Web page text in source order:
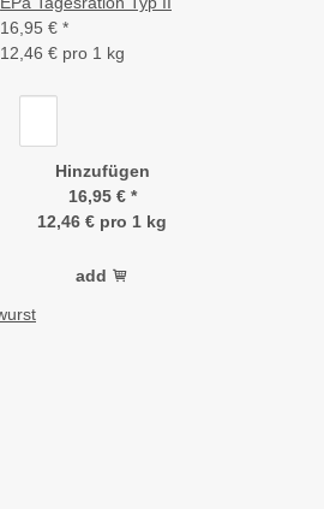
16,95 € *
12,46 € pro 1 kg
Hinzufügen
16,95 € *
12,46 € pro 1 kg
add